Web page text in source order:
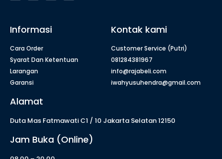
Informasi
Cara Order
Syarat Dan Ketentuan
Larangan
Garansi
Kontak kami
Customer Service (Putri)
081284381967
info@rajabeli.com
iwahyusuhendra@gmail.com
Alamat
Duta Mas Fatmawati C1 / 10 Jakarta Selatan 12150
Jam Buka (Online)